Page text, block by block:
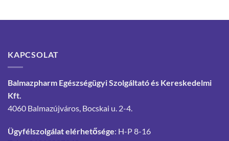
KAPCSOLAT
Balmazpharm Egészségügyi Szolgáltató és Kereskedelmi
Kft.
4060 Balmazújváros, Bocskai u. 2-4.
Ügyfélszolgálat elérhetősége: H-P 8-16